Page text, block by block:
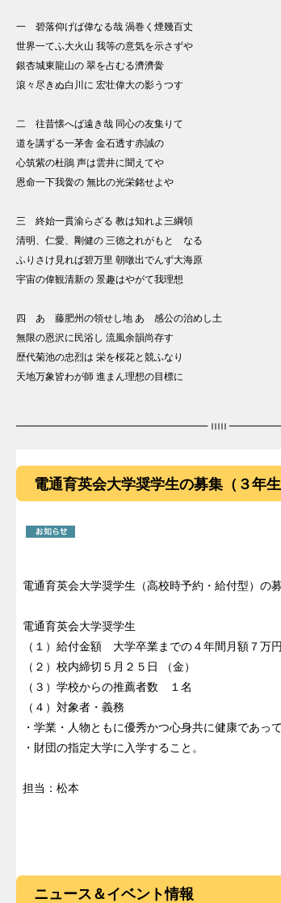
一 碧落仰げば偉なる哉 渦巻く煙幾百丈
世界一てふ大火山 我等の意気を示さずや
銀杏城東龍山の 翠を占むる濟濟黌
滾々尽きぬ白川に 宏壮偉大の影うつす
二 往昔懐へば遠き哉 同心の友集りて
道を講ずる一茅舎 金石透す赤誠の
心筑紫の杜鵑 声は雲井に聞えてや
恩命一下我黌の 無比の光栄銘せよや
三 終始一貫渝らざる 教は知れよ三綱領
清明、仁愛、剛健の 三徳之れがもとゝなる
ふりさけ見れば碧万里 朝暾出でんず大海原
宇宙の偉観清新の 景趣はやがて我理想
四 あゝ藤肥州の領せし地 あゝ感公の治めし土
無限の恩沢に民浴し 流風余韻尚存す
歴代菊池の忠烈は 栄を桜花と競ふなり
天地万象皆わが師 進まん理想の目標に
電通育英会大学奨学生の募集（３年
電通育英会大学奨学生（高校時予約・給付型）の
電通育英会大学奨学生
（１）給付金額 大学卒業までの４年間月額７万
（２）校内締切５月２５日 （金）
（３）学校からの推薦者数 １名
（４）対象者・義務
・学業・人物ともに優秀かつ心身共に健康であっ
・財団の指定大学に入学すること。
担当：松本
ニュース＆イベント情報